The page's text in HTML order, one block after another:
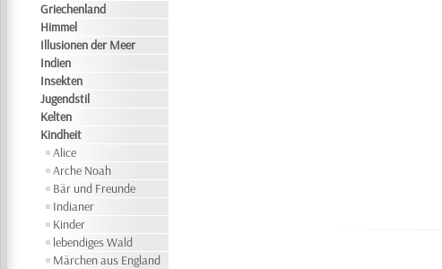
Griechenland
Himmel
Illusionen der Meer
Indien
Insekten
Jugendstil
Kelten
Kindheit
Alice
Arche Noah
Bär und Freunde
Indianer
Kinder
lebendiges Wald
Märchen aus England